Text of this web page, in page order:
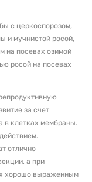
с церкоспорозом,
и мучнистой росой,
на посевах озимой
росой на посевах
за счет
в клетках мембраны.
отлично
а при
хорошо выраженным